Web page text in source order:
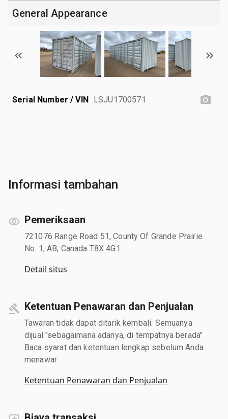
General Appearance
Serial Number / VIN LSJU1700571
Informasi tambahan
Pemeriksaan
721076 Range Road 51, County Of Grande Prairie
No. 1, AB, Canada T8X 4G1
Detail situs
Ketentuan Penawaran dan Penjualan
Tawaran tidak dapat ditarik kembali. Semuanya
dijual "sebagaimana adanya, di tempatnya berada"
Baca syarat dan ketentuan lengkap sebelum Anda
menawar.
Ketentuan Penawaran dan Penjualan